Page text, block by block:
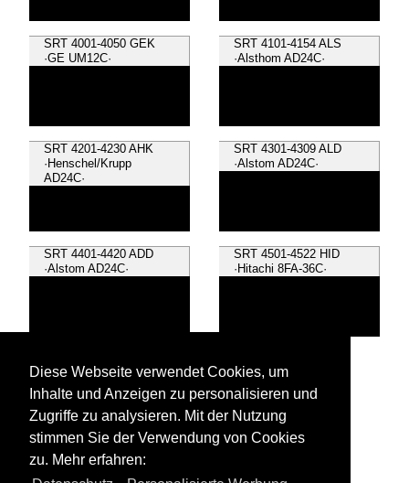
SRT 4001-4050 GEK
·GE UM12C·
SRT 4101-4154 ALS
·Alsthom AD24C·
SRT 4201-4230 AHK
·Henschel/Krupp
AD24C·
SRT 4301-4309 ALD
·Alstom AD24C·
SRT 4401-4420 ADD
·Alstom AD24C·
SRT 4501-4522 HID
·Hitachi 8FA-36C·
·GE CM22-7i·
Diese Webseite verwendet Cookies, um
Inhalte und Anzeigen zu personalisieren und
Zugriffe zu analysieren. Mit der Nutzung
stimmen Sie der Verwendung von Cookies
zu. Mehr erfahren: